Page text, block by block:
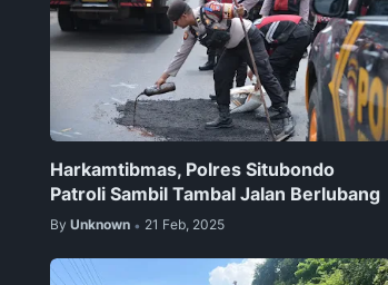
Harkamtibmas, Polres Situbondo
Patroli Sambil Tambal Jalan Berlubang
By Unknown • 21 Feb, 2025